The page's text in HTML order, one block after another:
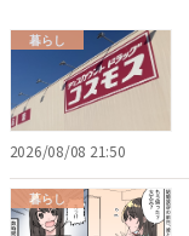
暮らし
2026/08/08 21:50
暮らし